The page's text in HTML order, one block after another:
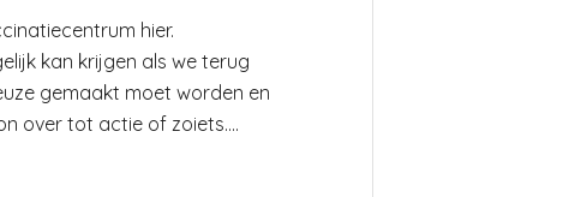
hier.
kan krijgen als we terug
gemaakt moet worden en
over tot actie of zoiets….